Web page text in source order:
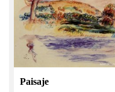
Paisaje